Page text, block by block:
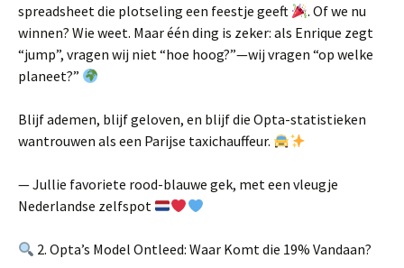
spreadsheet die plotseling een feestje geeft
. Of we nu
winnen? Wie weet. Maar één ding is zeker: als Enrique zegt
“jump”, vragen wij niet “hoe hoog?”—wij vragen “op welke
planeet?”
Blijf ademen, blijf geloven, en blijf die Opta-statistieken
wantrouwen als een Parijse taxichauffeur.
— Jullie favoriete rood-blauwe gek, met een vleugje
Nederlandse zelfspot
2. Opta’s Model Ontleed: Waar Komt die 19% Vandaan?